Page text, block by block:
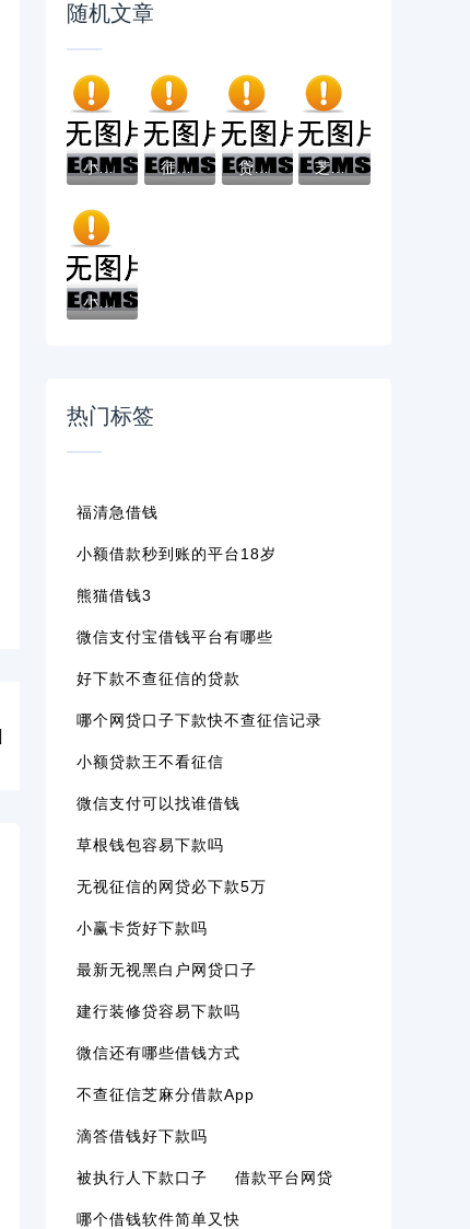
随机文章
小赢卡贷放款中8天没到账？这些原因和解决办... 征信黑了还能找他人担保贷款吗？关键知识点... 贷款知识平台下载指南：一站式解决借贷疑问 芝麻信用贷款平台：快速借款与信用管理全解...
小额贷款哪家容易下款？这些靠谱口子审核快...
热门标签
福清急借钱
小额借款秒到账的平台18岁
熊猫借钱3
微信支付宝借钱平台有哪些
好下款不查征信的贷款
哪个网贷口子下款快不查征信记录
小额贷款王不看征信
微信支付可以找谁借钱
草根钱包容易下款吗
无视征信的网贷必下款5万
小赢卡货好下款吗
最新无视黑白户网贷口子
建行装修贷容易下款吗
微信还有哪些借钱方式
不查征信芝麻分借款app
滴答借钱好下款吗
被执行人下款口子 借款平台网贷
哪个借钱软件简单又快